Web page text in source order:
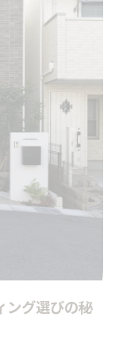
ング選びの秘